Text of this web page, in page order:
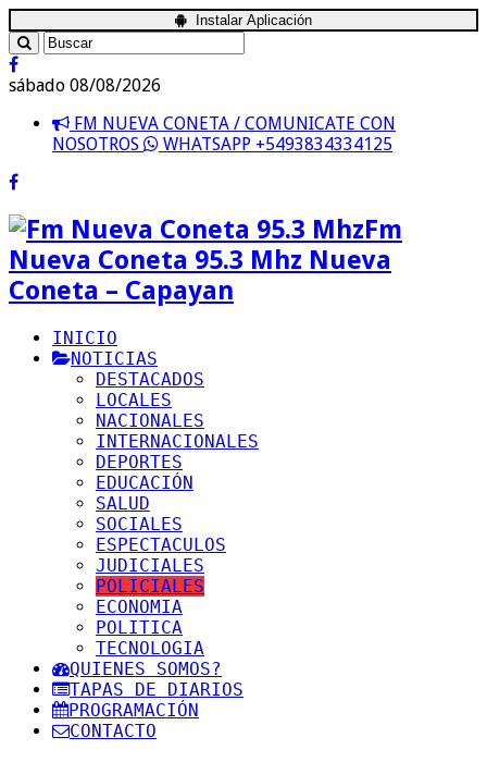
Instalar Aplicación
sábado 08/08/2026
FM NUEVA CONETA / COMUNICATE CON
NOSOTROS
WHATSAPP +5493834334125
Fm
Nueva Coneta 95.3 Mhz Nueva
Coneta – Capayan
INICIO
NOTICIAS
DESTACADOS
LOCALES
NACIONALES
INTERNACIONALES
DEPORTES
EDUCACIÓN
SALUD
SOCIALES
ESPECTACULOS
JUDICIALES
POLICIALES
ECONOMIA
POLITICA
TECNOLOGIA
QUIENES SOMOS?
TAPAS DE DIARIOS
PROGRAMACIÓN
CONTACTO